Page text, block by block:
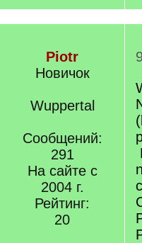
Piotr
Новичок
Wuppertal
Сообщений:
291
На сайте с
2004 г.
Рейтинг:
20